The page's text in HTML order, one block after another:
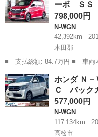
トキー プッ...
ーボ ＳＳ
798,000円
N-WGN
42,392km
木田郡
■ 支払総額: 84.7万円 ■ 車両本体価格： 798,000 円 ■ メーカー
名： ホンダ ■ 車種名： Ｎ
Ｃｕｓｔｏｍ ターボ ＳＳ
ナビゲーショ...
香川 木田郡 N-WGN
ホンダ Ｎ
Ｃ バック
577,000円
N-WGN
117,134km
高松市